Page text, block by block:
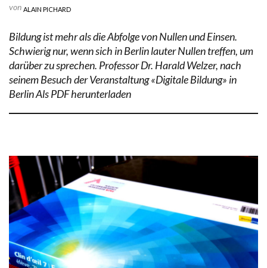
von ALAIN PICHARD
Bildung ist mehr als die Abfolge von Nullen und Einsen.
Schwierig nur, wenn sich in Berlin lauter Nullen treffen, um
darüber zu sprechen. Professor Dr. Harald Welzer, nach
seinem Besuch der Veranstaltung «Digitale Bildung» in
Berlin Als PDF herunterladen